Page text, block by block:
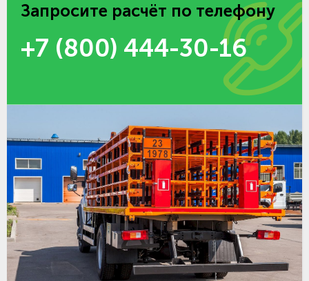
Запросите расчёт по телефону
+7 (800) 444-30-16